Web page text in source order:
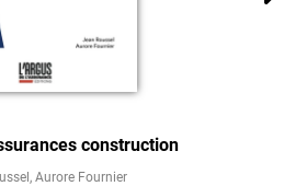
construction
, Aurore Fournier